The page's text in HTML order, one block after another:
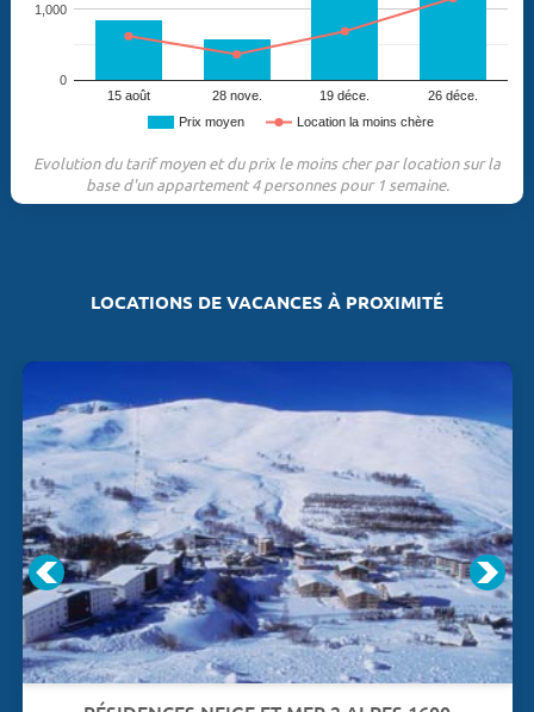
Prix moyen Location la moins chère
15 août 28 nove. 19 déce. 26 déce.
0
1,000
Evolution du tarif moyen et du prix le moins cher par location sur la
base d'un appartement 4 personnes pour 1 semaine.
LOCATIONS DE VACANCES À PROXIMITÉ